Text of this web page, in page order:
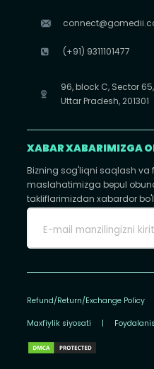
(+91) 9311101477
96, block C, Sector
Uttar Pradesh, 201301
XABAR XABARIMIZGA
Bizning sog'liqni saqlash va
maslahatimizga bepul
takliflarimizdan xabardor
Refund/Return/Exchange Policy
Maxfiylik siyosati |